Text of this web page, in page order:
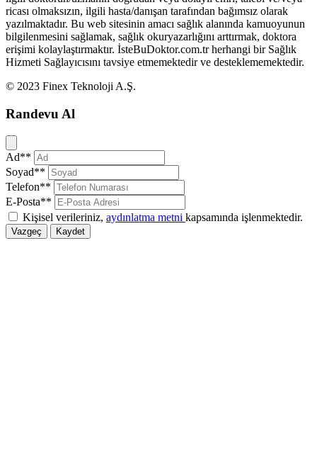
ricası olmaksızın, ilgili hasta/danışan tarafından bağımsız olarak
yazılmaktadır. Bu web sitesinin amacı sağlık alanında kamuoyunun
bilgilenmesini sağlamak, sağlık okuryazarlığını arttırmak, doktora
erişimi kolaylaştırmaktır. İsteBuDoktor.com.tr herhangi bir Sağlık
Hizmeti Sağlayıcısını tavsiye etmemektedir ve desteklememektedir.
© 2023 Finex Teknoloji A.Ş.
Randevu Al
Kapat
Ad**
Soyad**
Telefon**
E-Posta**
Kişisel verileriniz, aydınlatma metni kapsamında işlenmektedir.
Vazgeç Kaydet